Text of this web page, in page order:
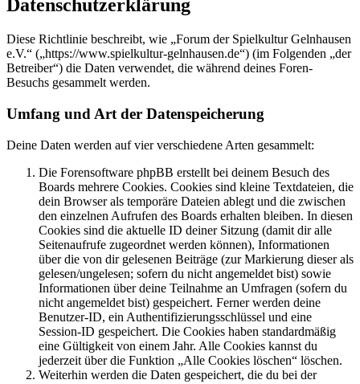
Datenschutzerklärung
Diese Richtlinie beschreibt, wie „Forum der Spielkultur Gelnhausen
e.V.“ („https://www.spielkultur-gelnhausen.de“) (im Folgenden „der
Betreiber“) die Daten verwendet, die während deines Foren-
Besuchs gesammelt werden.
Umfang und Art der Datenspeicherung
Deine Daten werden auf vier verschiedene Arten gesammelt:
Die Forensoftware phpBB erstellt bei deinem Besuch des
Boards mehrere Cookies. Cookies sind kleine Textdateien, die
dein Browser als temporäre Dateien ablegt und die zwischen
den einzelnen Aufrufen des Boards erhalten bleiben. In diesen
Cookies sind die aktuelle ID deiner Sitzung (damit dir alle
Seitenaufrufe zugeordnet werden können), Informationen
über die von dir gelesenen Beiträge (zur Markierung dieser als
gelesen/ungelesen; sofern du nicht angemeldet bist) sowie
Informationen über deine Teilnahme an Umfragen (sofern du
nicht angemeldet bist) gespeichert. Ferner werden deine
Benutzer-ID, ein Authentifizierungsschlüssel und eine
Session-ID gespeichert. Die Cookies haben standardmäßig
eine Gültigkeit von einem Jahr. Alle Cookies kannst du
jederzeit über die Funktion „Alle Cookies löschen“ löschen.
Weiterhin werden die Daten gespeichert, die du bei der